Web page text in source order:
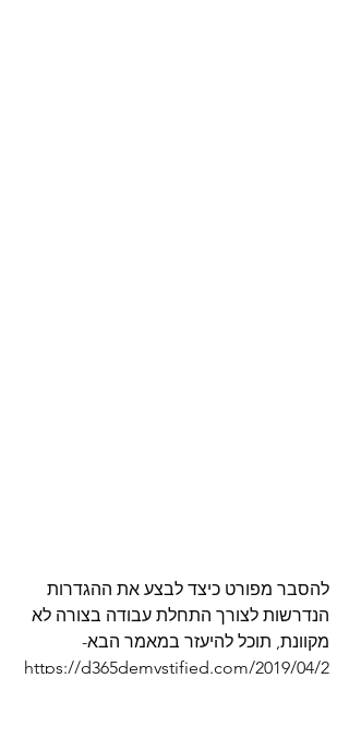
להסבר מפורט כיצד לבצע את ההגדרות
הנדרשות לצורך התחלת עבודה בצורה לא
מקוונת, תוכל להיעזר במאמר הבא-
https://d365demystified.com/2019/04/2